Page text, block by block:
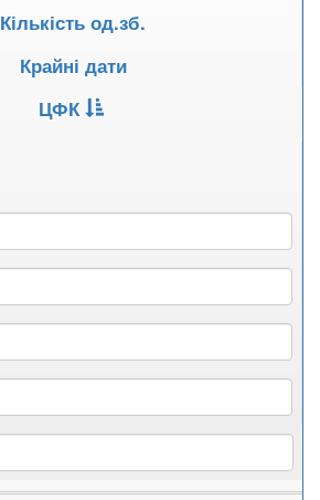
Кількість од.зб.
Крайні дати
ЦФК